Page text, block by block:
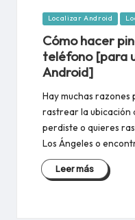
Publicado
Localizar Android
Cómo hacer
teléfono [para
Android]
Hay muchas
rastrear la ubicación
perdiste o quieres
Los Ángeles o
Leer más